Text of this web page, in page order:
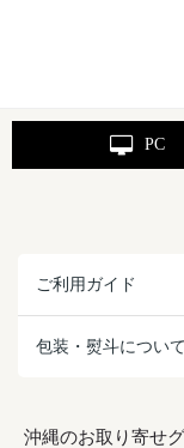
PC
ご利用ガイド
包装・熨斗について
沖縄のお取り寄せ